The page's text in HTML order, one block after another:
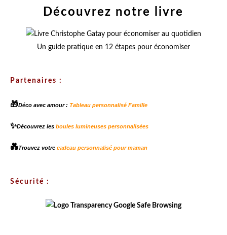
Découvrez notre livre
Un guide pratique en 12 étapes pour économiser
Partenaires :
🎁Déco avec amour : Tableau personnalisé Famille
✨Découvrez les boules lumineuses personnalisées
💑Trouvez votre cadeau personnalisé pour maman
Sécurité :